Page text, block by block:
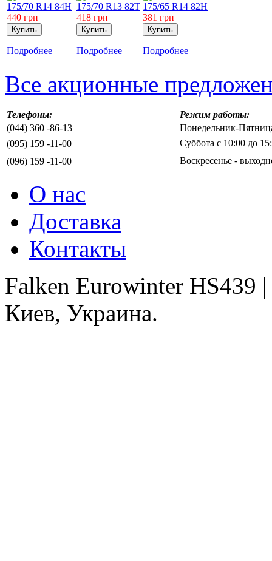
175/70 R14 84H
440 грн
Подробнее
175/70 R13 82T
418 грн
Подробнее
175/65 R14 82H
381 грн
Подробнее
Все акционные
Телефоны:
Режим работы:
(044) 360 -86-13
Понедельник-
(095) 159 -11-00
Суббота с 10:00 до
(096) 159 -11-00
Воскресенье -
О нас
Доставка
Контакты
Falken Eurowinter HS439
Киев, Украина.